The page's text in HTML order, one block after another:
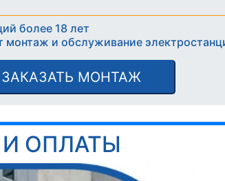
более 18 лет
и обслуживание
ЗАКАЗАТЬ МОНТАЖ
ОПЛАТЫ